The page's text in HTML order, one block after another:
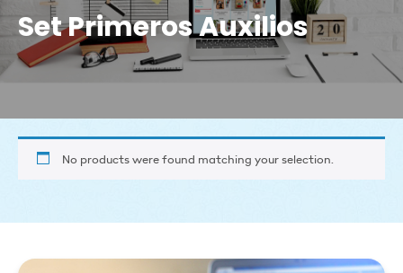
Set Primeros Auxilios
No products were found matching your selection.